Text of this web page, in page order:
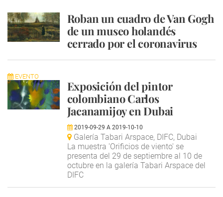
Roban un cuadro de Van Gogh
de un museo holandés
cerrado por el coronavirus
EVENTO
Exposición del pintor
colombiano Carlos
Jacanamijoy en Dubai
2019-09-29 A 2019-10-10
Galería Tabari Arspace, DIFC, Dubai
La muestra 'Orificios de viento' se
presenta del 29 de septiembre al 10 de
octubre en la galería Tabari Arspace del
DIFC